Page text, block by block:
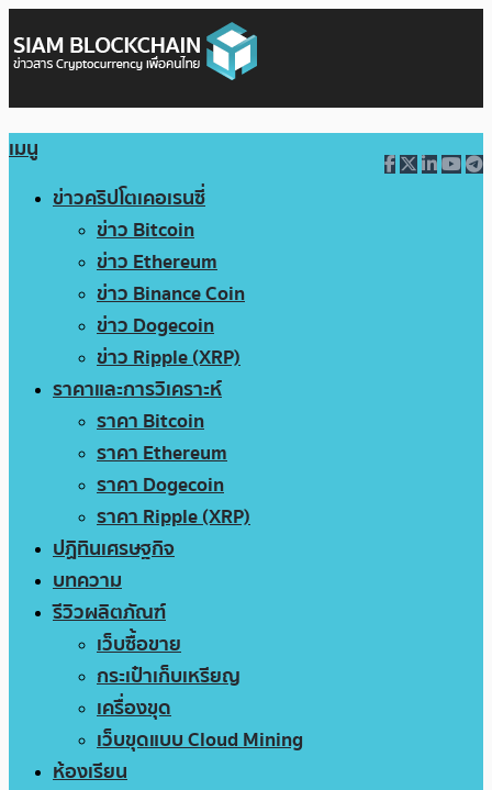
เมนู
ข่าวคริปโตเคอเรนซี่
ข่าว Bitcoin
ข่าว Ethereum
ข่าว Binance Coin
ข่าว Dogecoin
ข่าว Ripple (XRP)
ราคาและการวิเคราะห์
ราคา Bitcoin
ราคา Ethereum
ราคา Dogecoin
ราคา Ripple (XRP)
ปฏิทินเศรษฐกิจ
บทความ
รีวิวผลิตภัณฑ์
เว็บซื้อขาย
กระเป๋าเก็บเหรียญ
เครื่องขุด
เว็บขุดแบบ Cloud Mining
ห้องเรียน